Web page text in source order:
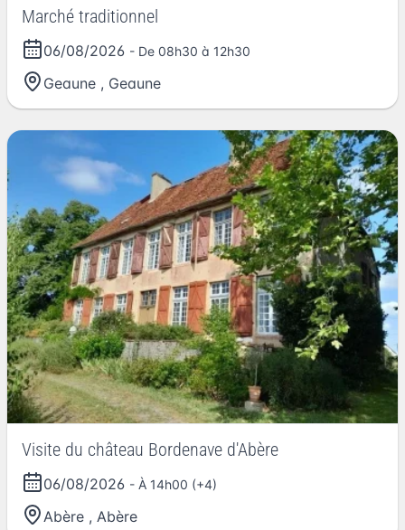
Marché traditionnel
06/08/2026 - De 08h30 à 12h30
Geaune , Geaune
Visite du château Bordenave d'Abère
06/08/2026 - À 14h00 (+4)
Abère , Abère